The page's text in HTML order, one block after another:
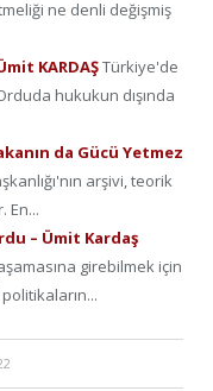
ne denli değişmiş
KARDAŞTürkiye'de
hukukun dışında
da Gücü Yetmez
arşivi, teorik
En...
– Ümit Kardaş
girebilmek için